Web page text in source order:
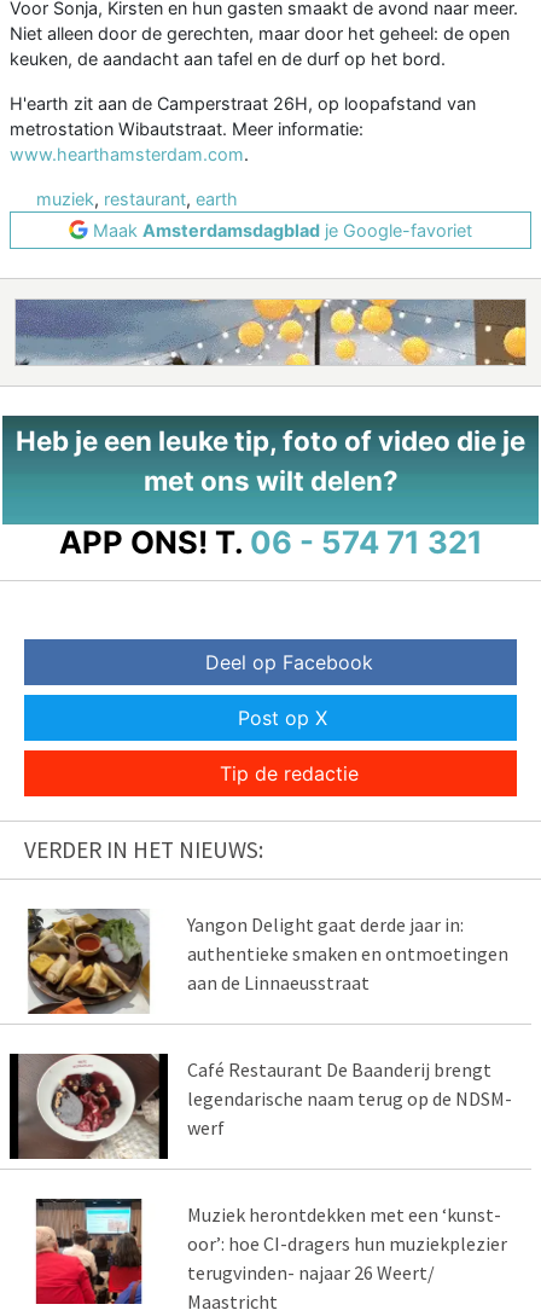
Voor Sonja, Kirsten en hun gasten smaakt de avond naar meer.
Niet alleen door de gerechten, maar door het geheel: de open
keuken, de aandacht aan tafel en de durf op het bord.
H'earth zit aan de Camperstraat 26H, op loopafstand van
metrostation Wibautstraat. Meer informatie:
www.hearthamsterdam.com.
muziek, restaurant, earth
Maak Amsterdamsdagblad je Google-favoriet
Heb je een leuke tip, foto of video die je
met ons wilt delen?
APP ONS! T. 06 - 574 71 321
Deel op Facebook
Post op X
Tip de redactie
VERDER IN HET NIEUWS:
Yangon Delight gaat derde jaar in:
authentieke smaken en ontmoetingen
aan de Linnaeusstraat
Café Restaurant De Baanderij brengt
legendarische naam terug op de NDSM-
werf
Muziek herontdekken met een ‘kunst-
oor’: hoe CI-dragers hun muziekplezier
terugvinden- najaar 26 Weert/
Maastricht